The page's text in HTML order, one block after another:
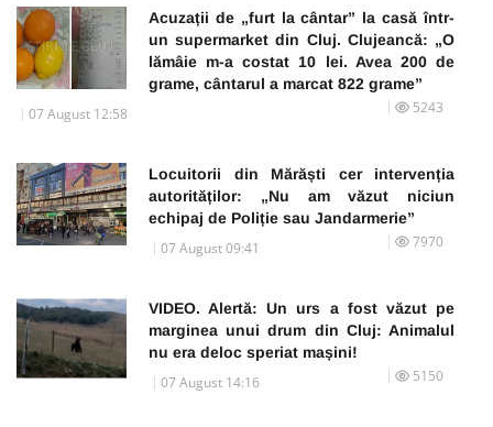
Acuzații de „furt la cântar” la casă într-
un supermarket din Cluj. Clujeancă: „O
lămâie m-a costat 10 lei. Avea 200 de
grame, cântarul a marcat 822 grame”
07 August 12:58 5243
Locuitorii din Mărăști cer intervenția
autorităților: „Nu am văzut niciun
echipaj de Poliție sau Jandarmerie”
07 August 09:41 7970
VIDEO. Alertă: Un urs a fost văzut pe
marginea unui drum din Cluj: Animalul
nu era deloc speriat mașini!
07 August 14:16 5150